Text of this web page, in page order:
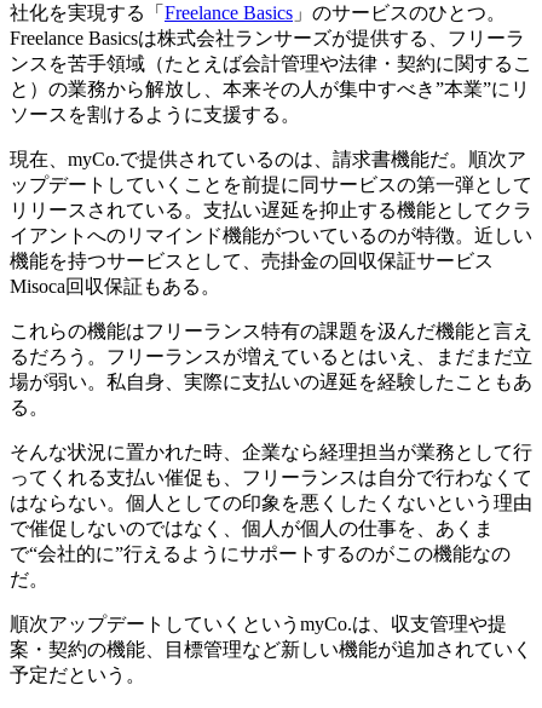
社化を実現する「 Freelance Basics 」のサービスのひとつ。
Freelance Basicsは株式会社ランサーズが提供する、フリーラ
ンスを苦手領域（たとえば会計管理や法律・契約に関するこ
と）の業務から解放し、本来その人が集中すべき”本業”にリ
ソースを割けるように支援する。
現在、myCo.で提供されているのは、請求書機能だ。順次ア
ップデートしていくことを前提に同サービスの第一弾として
リリースされている。支払い遅延を抑止する機能としてクラ
イアントへのリマインド機能がついているのが特徴。近しい
機能を持つサービスとして、売掛金の回収保証サービス
Misoca回収保証もある。
これらの機能はフリーランス特有の課題を汲んだ機能と言え
るだろう。フリーランスが増えているとはいえ、まだまだ立
場が弱い。私自身、実際に支払いの遅延を経験したこともあ
る。
そんな状況に置かれた時、企業なら経理担当が業務として行
ってくれる支払い催促も、フリーランスは自分で行わなくて
はならない。個人としての印象を悪くしたくないという理由
で催促しないのではなく、個人が個人の仕事を、あくま
で“会社的に”行えるようにサポートするのがこの機能なの
だ。
順次アップデートしていくというmyCo.は、収支管理や提
案・契約の機能、目標管理など新しい機能が追加されていく
予定だという。